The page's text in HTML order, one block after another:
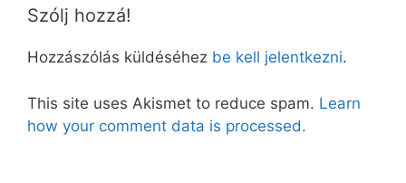
Szólj hozzá!
Hozzászólás küldéséhez be kell jelentkezni.
This site uses Akismet to reduce spam. Learn
how your comment data is processed.